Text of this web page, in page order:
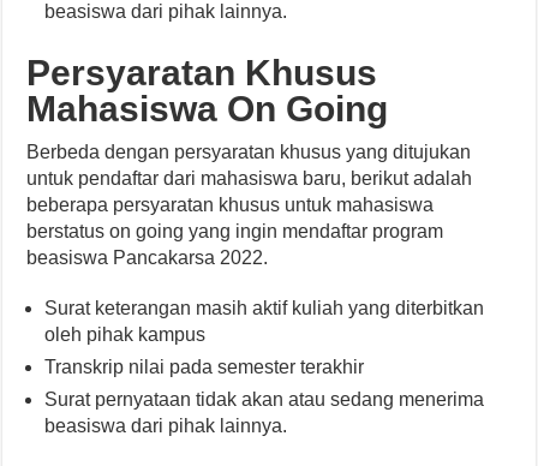
beasiswa dari pihak lainnya.
Persyaratan Khusus
Mahasiswa On Going
Berbeda dengan persyaratan khusus yang ditujukan
untuk pendaftar dari mahasiswa baru, berikut adalah
beberapa persyaratan khusus untuk mahasiswa
berstatus on going yang ingin mendaftar program
beasiswa Pancakarsa 2022.
Surat keterangan masih aktif kuliah yang diterbitkan
oleh pihak kampus
Transkrip nilai pada semester terakhir
Surat pernyataan tidak akan atau sedang menerima
beasiswa dari pihak lainnya.